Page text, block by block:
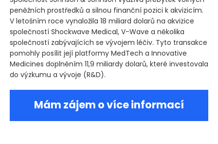
peněžních prostředků a silnou finanční pozici k akvizicím.
V letošním roce vynaložila 18 miliard dolarů na akvizice
společností Shockwave Medical, V-Wave a několika
společností zabývajících se vývojem léčiv. Tyto transakce
pomohly posílit její platformy MedTech a Innovative
Medicines doplněním 11,9 miliardy dolarů, které investovala
do výzkumu a vývoje (R&D).
Mám zájem o více informací